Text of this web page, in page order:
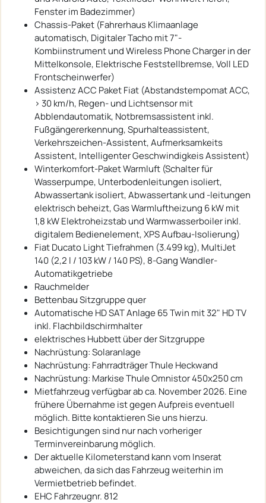
Fenster im Badezimmer)
Chassis-Paket (Fahrerhaus Klimaanlage
automatisch, Digitaler Tacho mit 7"-
Kombiinstrument und Wireless Phone Charger in der
Mittelkonsole, Elektrische Feststellbremse, Voll LED
Frontscheinwerfer)
Assistenz ACC Paket Fiat (Abstandstempomat ACC,
> 30 km/h, Regen- und Lichtsensor mit
Abblendautomatik, Notbremsassistent inkl.
Fußgängererkennung, Spurhalteassistent,
Verkehrszeichen-Assistent, Aufmerksamkeits
Assistent, Intelligenter Geschwindigkeis Assistent)
Winterkomfort-Paket Warmluft (Schalter für
Wasserpumpe, Unterbodenleitungen isoliert,
Abwassertank isoliert, Abwassertank und -leitungen
elektrisch beheizt, Gas Warmluftheizung 6 kW mit
1,8 kW Elektroheizstab und Warmwasserboiler inkl.
digitalem Bedienelement, XPS Aufbau-Isolierung)
Fiat Ducato Light Tiefrahmen (3.499 kg), MultiJet
140 (2,2 l / 103 kW / 140 PS), 8-Gang Wandler-
Automatikgetriebe
Rauchmelder
Bettenbau Sitzgruppe quer
Automatische HD SAT Anlage 65 Twin mit 32" HD TV
inkl. Flachbildschirmhalter
elektrisches Hubbett über der Sitzgruppe
Nachrüstung: Solaranlage
Nachrüstung: Fahrradträger Thule Heckwand
Nachrüstung: Markise Thule Omnistor 450x250 cm
Mietfahrzeug verfügbar ab ca. November 2026. Eine
frühere Übernahme ist gegen Aufpreis eventuell
möglich. Bitte kontaktieren Sie uns hierzu.
Besichtigungen sind nur nach vorheriger
Terminvereinbarung möglich.
Der aktuelle Kilometerstand kann vom Inserat
abweichen, da sich das Fahrzeug weiterhin im
Vermietbetrieb befindet.
EHC Fahrzeugnr. 812